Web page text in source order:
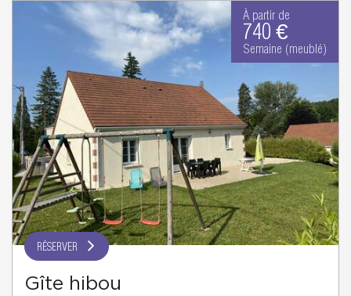
À partir de
740 €
Semaine (meublé)
RÉSERVER
Gîte hibou